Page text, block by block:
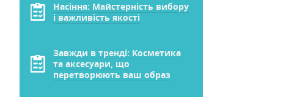
Насіння: Майстерність вибору
і важливість якості
Завжди в тренді: Косметика
та аксесуари, що
перетворюють ваш образ